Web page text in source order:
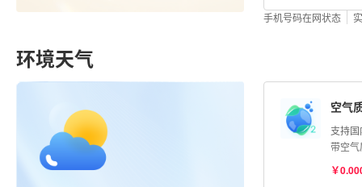
手机号码在网状态
环境天气
空气
支持
带空
最近
￥